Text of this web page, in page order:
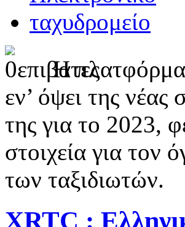
Η πλατφόρμα
εν’ όψει της νέας
της για το 2023,
στοιχεία για τον
των ταξιδιωτών.
XRTC :